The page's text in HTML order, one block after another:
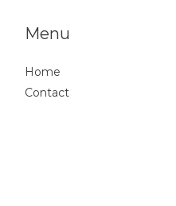
Menu
Home
Contact